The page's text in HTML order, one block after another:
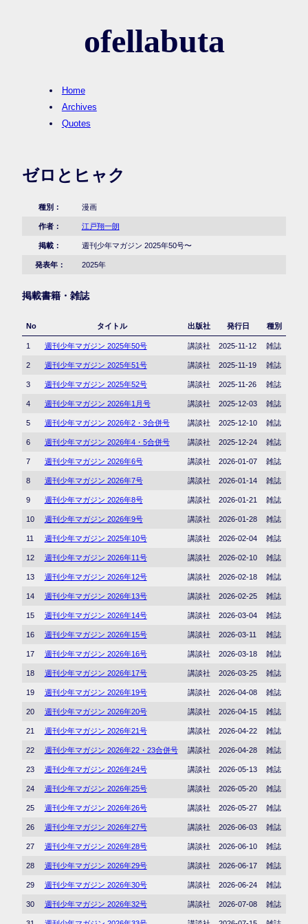
ofellabuta
Home
Archives
Quotes
ゼロとヒャク
種別： 漫画
作者： 江戸翔一朗
掲載： 週刊少年マガジン 2025年50号〜
発表年： 2025年
掲載書籍・雑誌
No タイトル 出版社 発行日 種別
1 週刊少年マガジン 2025年50号 講談社 2025-11-12 雑誌
2 週刊少年マガジン 2025年51号 講談社 2025-11-19 雑誌
3 週刊少年マガジン 2025年52号 講談社 2025-11-26 雑誌
4 週刊少年マガジン 2026年1月号 講談社 2025-12-03 雑誌
5 週刊少年マガジン 2026年2・3合併号 講談社 2025-12-10 雑誌
6 週刊少年マガジン 2026年4・5合併号 講談社 2025-12-24 雑誌
7 週刊少年マガジン 2026年6号 講談社 2026-01-07 雑誌
8 週刊少年マガジン 2026年7号 講談社 2026-01-14 雑誌
9 週刊少年マガジン 2026年8号 講談社 2026-01-21 雑誌
10 週刊少年マガジン 2026年9号 講談社 2026-01-28 雑誌
11 週刊少年マガジン 2025年10号 講談社 2026-02-04 雑誌
12 週刊少年マガジン 2026年11号 講談社 2026-02-10 雑誌
13 週刊少年マガジン 2026年12号 講談社 2026-02-18 雑誌
14 週刊少年マガジン 2026年13号 講談社 2026-02-25 雑誌
15 週刊少年マガジン 2026年14号 講談社 2026-03-04 雑誌
16 週刊少年マガジン 2026年15号 講談社 2026-03-11 雑誌
17 週刊少年マガジン 2026年16号 講談社 2026-03-18 雑誌
18 週刊少年マガジン 2026年17号 講談社 2026-03-25 雑誌
19 週刊少年マガジン 2026年19号 講談社 2026-04-08 雑誌
20 週刊少年マガジン 2026年20号 講談社 2026-04-15 雑誌
21 週刊少年マガジン 2026年21号 講談社 2026-04-22 雑誌
22 週刊少年マガジン 2026年22・23合併号 講談社 2026-04-28 雑誌
23 週刊少年マガジン 2026年24号 講談社 2026-05-13 雑誌
24 週刊少年マガジン 2026年25号 講談社 2026-05-20 雑誌
25 週刊少年マガジン 2026年26号 講談社 2026-05-27 雑誌
26 週刊少年マガジン 2026年27号 講談社 2026-06-03 雑誌
27 週刊少年マガジン 2026年28号 講談社 2026-06-10 雑誌
28 週刊少年マガジン 2026年29号 講談社 2026-06-17 雑誌
29 週刊少年マガジン 2026年30号 講談社 2026-06-24 雑誌
30 週刊少年マガジン 2026年32号 講談社 2026-07-08 雑誌